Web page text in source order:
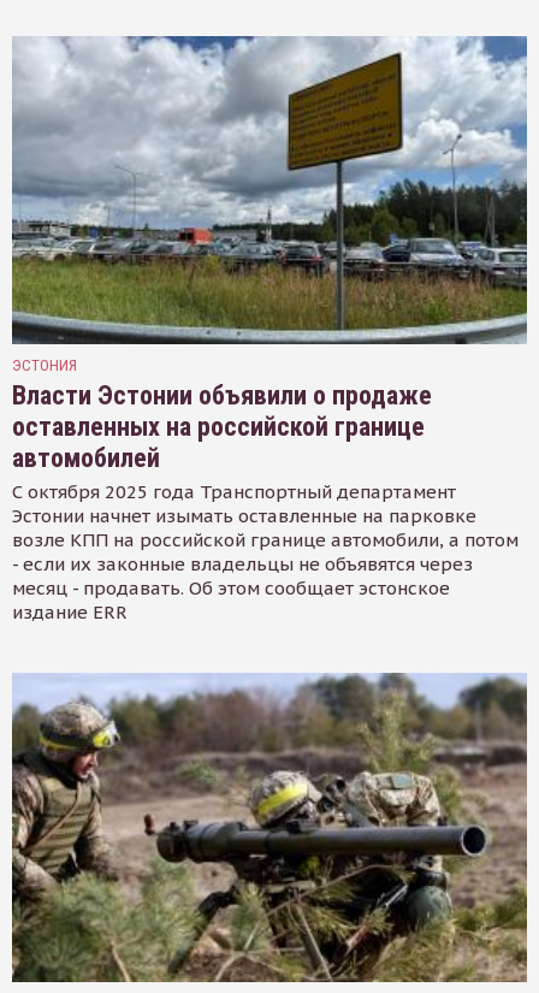
ЭСТОНИЯ
Власти Эстонии объявили о продаже
оставленных на российской границе
автомобилей
С октября 2025 года Транспортный департамент
Эстонии начнет изымать оставленные на парковке
возле КПП на российской границе автомобили, а потом
- если их законные владельцы не объявятся через
месяц - продавать. Об этом сообщает эстонское
издание ERR